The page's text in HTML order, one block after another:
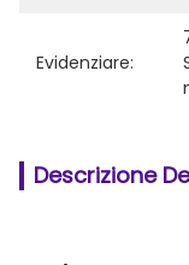
Evidenziare:
Descrizione